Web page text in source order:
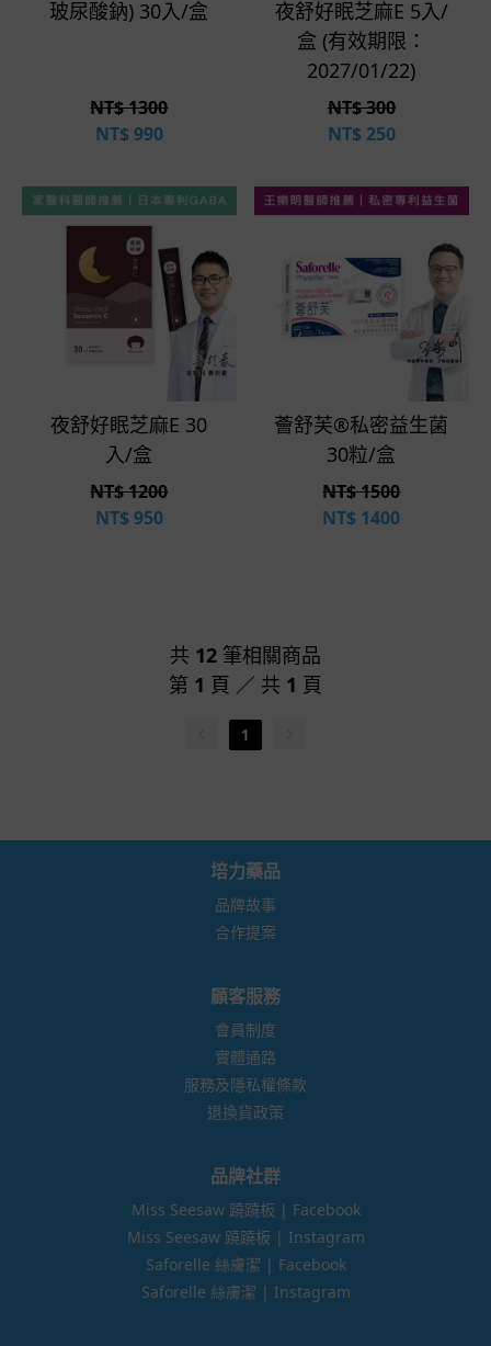
玻尿酸鈉) 30入/盒
NT$ 1300
NT$990
夜舒好眠芝麻E 5入/
盒 (有效期限：
2027/01/22)
NT$ 300
NT$250
夜舒好眠芝麻E 30
入/盒
NT$ 1200
NT$950
薈舒芙®私密益生菌
30粒/盒
NT$ 1500
NT$ 1400
共 12筆相關商品
第 1 頁 ／ 共 1 頁
1
培力藥品
品牌故事
合作提案
顧客服務
會員制度
實體通路
服務及隱私權條款
退換貨政策
品牌社群
Miss Seesaw 蹺蹺板 | Facebook
Miss Seesaw 蹺蹺板 | Instagram
Saforelle 絲膚潔 | Facebook
Saforelle 絲膚潔 | Instagram